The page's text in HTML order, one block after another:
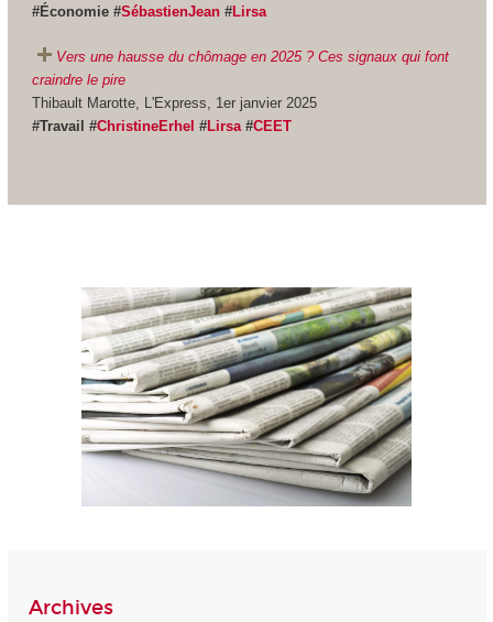
#Économie #SébastienJean#Lirsa
Vers une hausse du chômage en 2025 ? Ces signaux qui font
craindre le pire
Thibault Marotte, L'Express, 1er janvier 2025
#Travail #ChristineErhel #Lirsa#CEET
Archives